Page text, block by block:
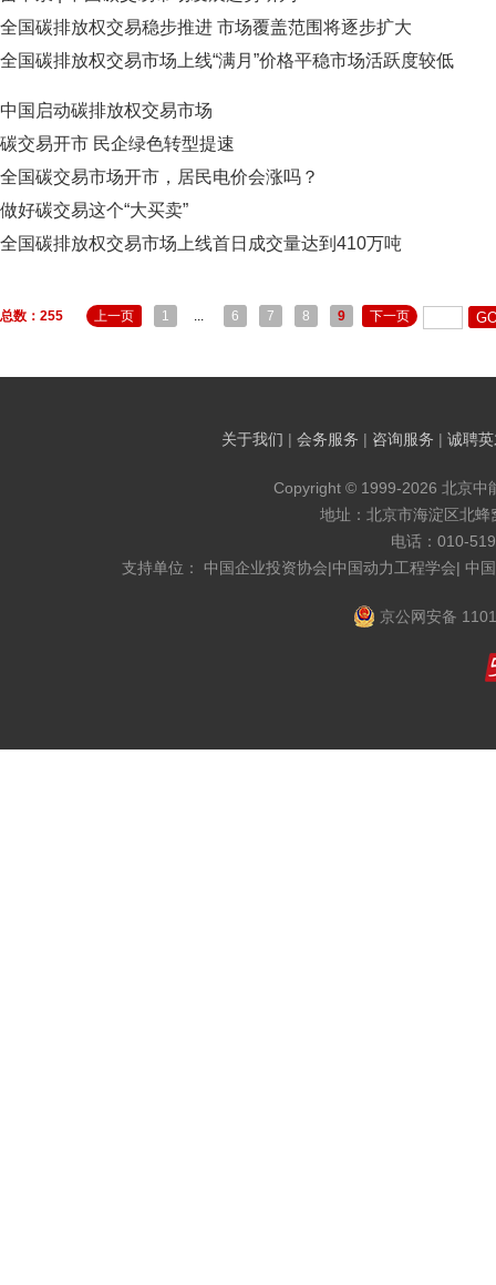
全国碳排放权交易稳步推进 市场覆盖范围将逐步扩大
全国碳排放权交易市场上线“满月”价格平稳市场活跃度较低
中国启动碳排放权交易市场
碳交易开市 民企绿色转型提速
全国碳交易市场开市，居民电价会涨吗？
做好碳交易这个“大买卖”
全国碳排放权交易市场上线首日成交量达到410万吨
总数：255 上一页 1 ... 6 7 8 9 下一页
关于我们 | 会务服务 | 咨询服务 | 诚聘
Copyright © 1999-2026 北京中
地址：北京市海淀区北
电话：010-
支持单位： 中国企业投资协会|中国动力工程学会| 中
京公网安备